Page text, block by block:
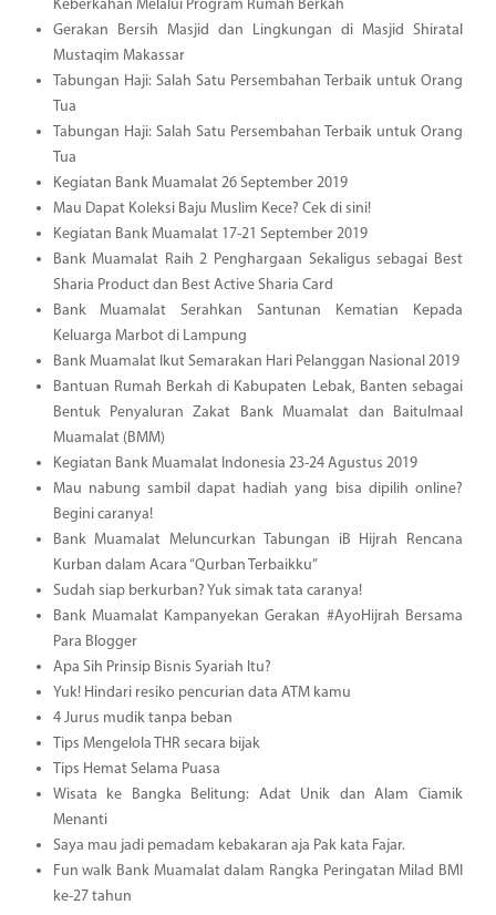
Keberkahan Melalui Program Rumah Berkah
Gerakan Bersih Masjid dan Lingkungan di Masjid Shiratal
Mustaqim Makassar
Tabungan Haji: Salah Satu Persembahan Terbaik untuk Orang
Tua
Tabungan Haji: Salah Satu Persembahan Terbaik untuk Orang
Tua
Kegiatan Bank Muamalat 26 September 2019
Mau Dapat Koleksi Baju Muslim Kece? Cek di sini!
Kegiatan Bank Muamalat 17-21 September 2019
Bank Muamalat Raih 2 Penghargaan Sekaligus sebagai Best
Sharia Product dan Best Active Sharia Card
Bank Muamalat Serahkan Santunan Kematian Kepada
Keluarga Marbot di Lampung
Bank Muamalat Ikut Semarakan Hari Pelanggan Nasional 2019
Bantuan Rumah Berkah di Kabupaten Lebak, Banten sebagai
Bentuk Penyaluran Zakat Bank Muamalat dan Baitulmaal
Muamalat (BMM)
Kegiatan Bank Muamalat Indonesia 23-24 Agustus 2019
Mau nabung sambil dapat hadiah yang bisa dipilih online?
Begini caranya!
Bank Muamalat Meluncurkan Tabungan iB Hijrah Rencana
Kurban dalam Acara “Qurban Terbaikku”
Sudah siap berkurban? Yuk simak tata caranya!
Bank Muamalat Kampanyekan Gerakan #AyoHijrah Bersama
Para Blogger
Apa Sih Prinsip Bisnis Syariah Itu?
Yuk! Hindari resiko pencurian data ATM kamu
4 Jurus mudik tanpa beban
Tips Mengelola THR secara bijak
Tips Hemat Selama Puasa
Wisata ke Bangka Belitung: Adat Unik dan Alam Ciamik
Menanti
Saya mau jadi pemadam kebakaran aja Pak kata Fajar.
Fun walk Bank Muamalat dalam Rangka Peringatan Milad BMI
ke-27 tahun